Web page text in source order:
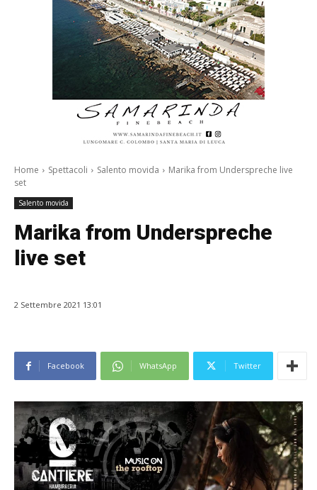
Home Spettacoli Salento movida
Marika from Underspreche live
set
Salento movida
Marika from Underspreche
live set
2 Settembre 2021 13:01
Facebook WhatsApp Twitter